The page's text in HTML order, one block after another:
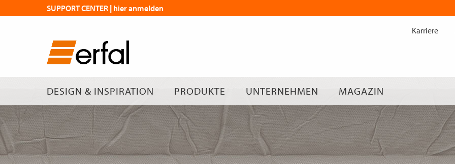
Inhalt
DESIGN & INSPIRATION PRODUKTE UNTERNEHMEN MAGAZIN
Karriere
SUPPORT CENTER | hier anmelden